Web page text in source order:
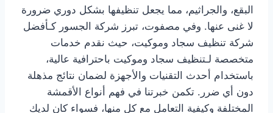
البقع، والجراثيم، مما يجعل تنظيفها بشكل دوري ضرورة
لا غنى عنها. وفي مصفوت، تبرز شركة الجسور كـأفضل
شركة تنظيف سجاد وموكيت، حيث نقدم خدمات
متخصصة لـتنظيف سجاد وموكيت باحترافية عالية،
باستخدام أحدث التقنيات والأجهزة لضمان نتائج مذهلة
دون أي ضرر. تكمن خبرتنا في فهم أنواع الأقمشة
المختلفة وكيفية التعامل مع كل منها، فسواء كان لديك